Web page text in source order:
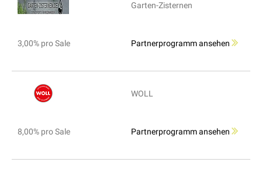
Garten-Zisternen
3,00% pro Sale Partnerprogramm ansehen
WOLL
8,00% pro Sale Partnerprogramm ansehen